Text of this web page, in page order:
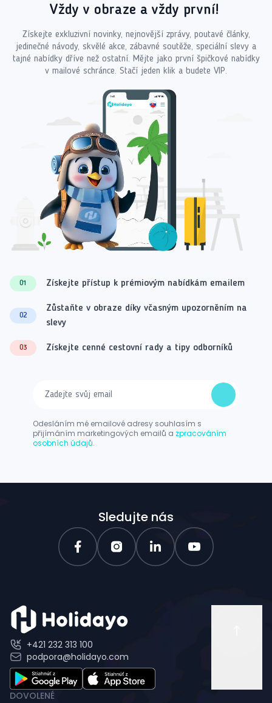
Vždy v obraze a vždy první!
Získejte exkluzivní novinky, nejnovější zprávy, poutavé články,
jedinečné návody, skvělé akce, zábavné soutěže, speciální slevy a
tajné nabídky dříve než ostatní. Mějte jako první špičkové nabídky
v mailové schránce. Stačí jeden klik a budete VIP.
01 Získejte přístup k prémiovým nabídkám emailem
02
Zůstaňte v obraze díky včasným upozorněním na
slevy
03 Získejte cenné cestovní rady a tipy odborníků
Odesláním mé emailové adresy souhlasím s
přijímáním marketingových emailů a zpracováním
osobních údajů.
Sledujte nás
+421 232 313 100
podpora@holidayo.com
DOVOLENÉ